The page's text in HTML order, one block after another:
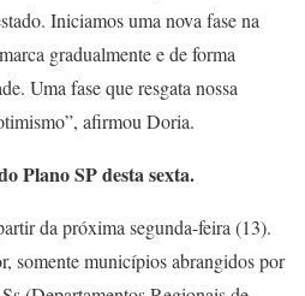
Iniciamos uma nova fase na
gradualmente e de forma
Uma fase que resgata nossa
afirmou Doria.
Plano SP desta sexta.
da próxima segunda-feira (13).
somente municípios abrangidos por